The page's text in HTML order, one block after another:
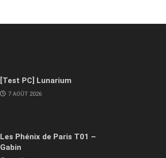
[Test PC] Lunarium
7 AOÛT 2026
Les Phénix de Paris T01 –
Gabin